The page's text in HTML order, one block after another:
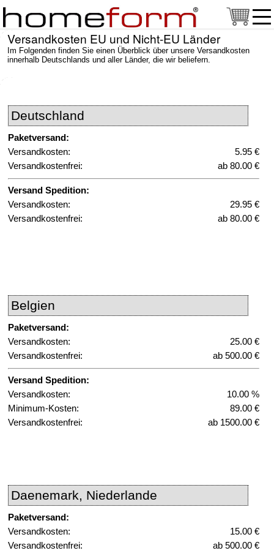
Versandkosten EU und Nicht-EU Länder
Im Folgenden finden Sie einen Überblick über unsere Versandkosten
innerhalb Deutschlands und aller Länder, die wir beliefern.
Deutschland
Paketversand:
Versandkosten:
5.95 €
Versandkostenfrei:
ab 80.00 €
Versand Spedition:
Versandkosten:
29.95 €
Versandkostenfrei:
ab 80.00 €
Belgien
Paketversand:
Versandkosten:
25.00 €
Versandkostenfrei:
ab 500.00 €
Versand Spedition:
Versandkosten:
10.00 %
Minimum-Kosten:
89.00 €
Versandkostenfrei:
ab 1500.00 €
Daenemark, Niederlande
Paketversand:
Versandkosten:
15.00 €
Versandkostenfrei:
ab 500.00 €